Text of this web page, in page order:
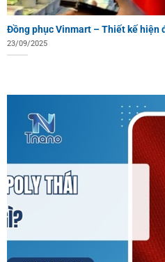
Đồng phục Vinmart – Thiết kế hiện
23/09/2025